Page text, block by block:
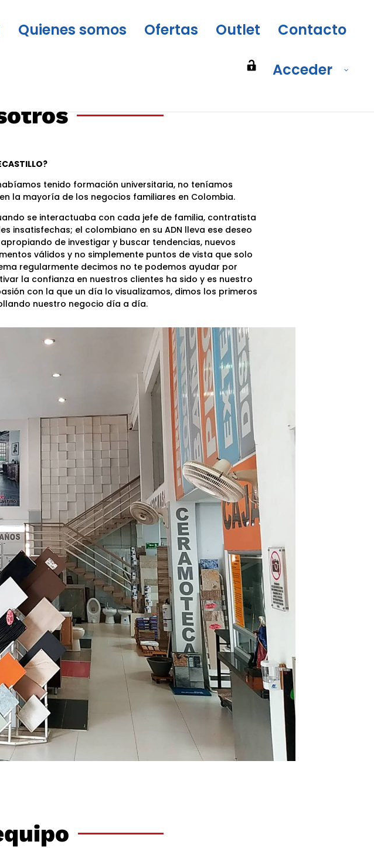
Quienes somos Ofertas Outlet Contacto
Acceder
tenido formación universitaria, no teníamos
la mayoría de los negocios familiares en Colombia.
se interactuaba con cada jefe de familia, contratista
insatisfechas; el colombiano en su ADN lleva ese deseo
de investigar y buscar tendencias, nuevos
válidos y no simplemente puntos de vista que solo
regularmente decimos no te podemos ayudar por
la confianza en nuestros clientes ha sido y es nuestro
con la que un día lo visualizamos, dimos los primeros
nuestro negocio día a día.